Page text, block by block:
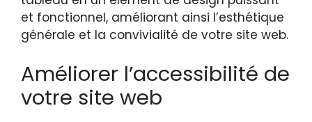
et fonctionnel, améliorant ainsi l’esthétique
générale et la convivialité de votre site web.
Améliorer l’accessibilité de
votre site web